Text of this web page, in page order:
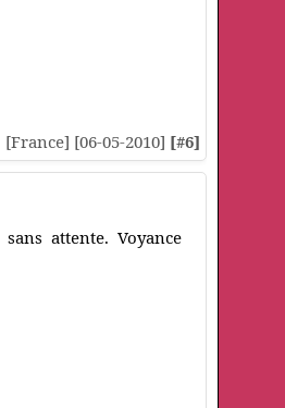
[France] [06-05-2010] [#6]
attente. Voyance